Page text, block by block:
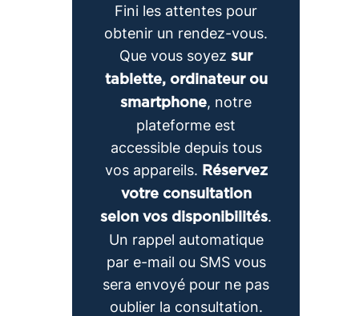
Fini les attentes pour
obtenir un rendez-vous.
Que vous soyez sur
tablette, ordinateur ou
smartphone, notre
plateforme est
accessible depuis tous
vos appareils. Réservez
votre consultation
selon vos disponibilités.
Un rappel automatique
par e-mail ou SMS vous
sera envoyé pour ne pas
oublier la consultation.